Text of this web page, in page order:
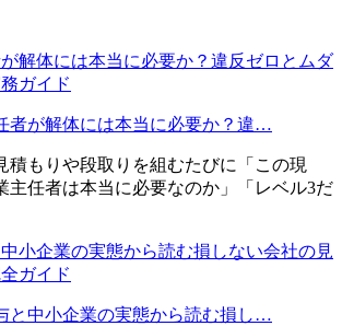
者が解体には本当に必要か？違…
積もりや段取りを組むたびに「この現
主任者は本当に必要なのか」「レベル3だ
と中小企業の実態から読む損し…